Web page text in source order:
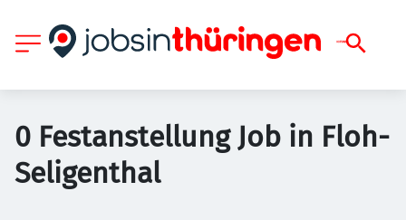
0 Festanstellung Job in Floh-
Seligenthal